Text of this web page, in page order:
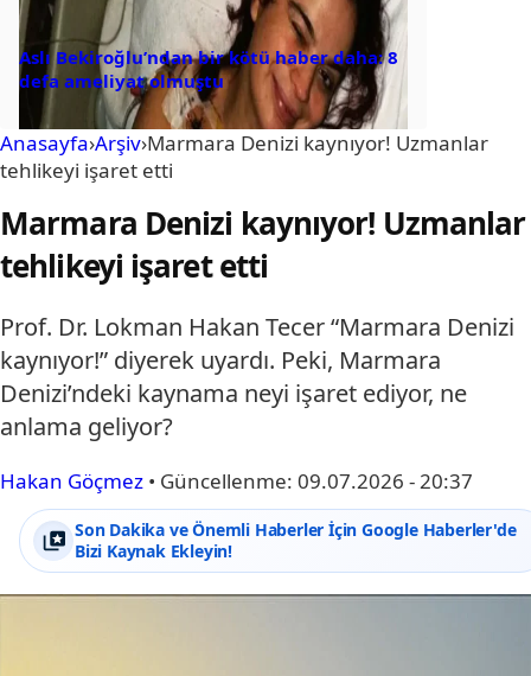
Aslı Bekiroğlu’ndan bir kötü haber daha: 8
defa ameliyat olmuştu
Anasayfa›Arşiv›Marmara Denizi kaynıyor! Uzmanlar
tehlikeyi işaret etti
Marmara Denizi kaynıyor! Uzmanlar
tehlikeyi işaret etti
Prof. Dr. Lokman Hakan Tecer “Marmara Denizi
kaynıyor!” diyerek uyardı. Peki, Marmara
Denizi’ndeki kaynama neyi işaret ediyor, ne
anlama geliyor?
Hakan Göçmez • Güncellenme: 09.07.2026 - 20:37
Son Dakika ve Önemli Haberler İçin Google Haberler'de
Bizi Kaynak Ekleyin!